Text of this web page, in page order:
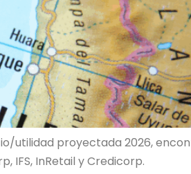
utilidad proyectada 2026,
IFS, InRetail y Credicorp.